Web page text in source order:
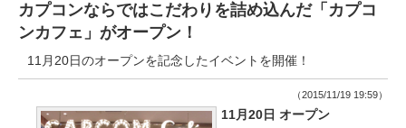
カプコンならではこだわりを詰め込んだ「カプコ
ンカフェ」がオープン！
11月20日のオープンを記念したイベントを開催！
（2015/11/19 19:59）
11月20日 オープン